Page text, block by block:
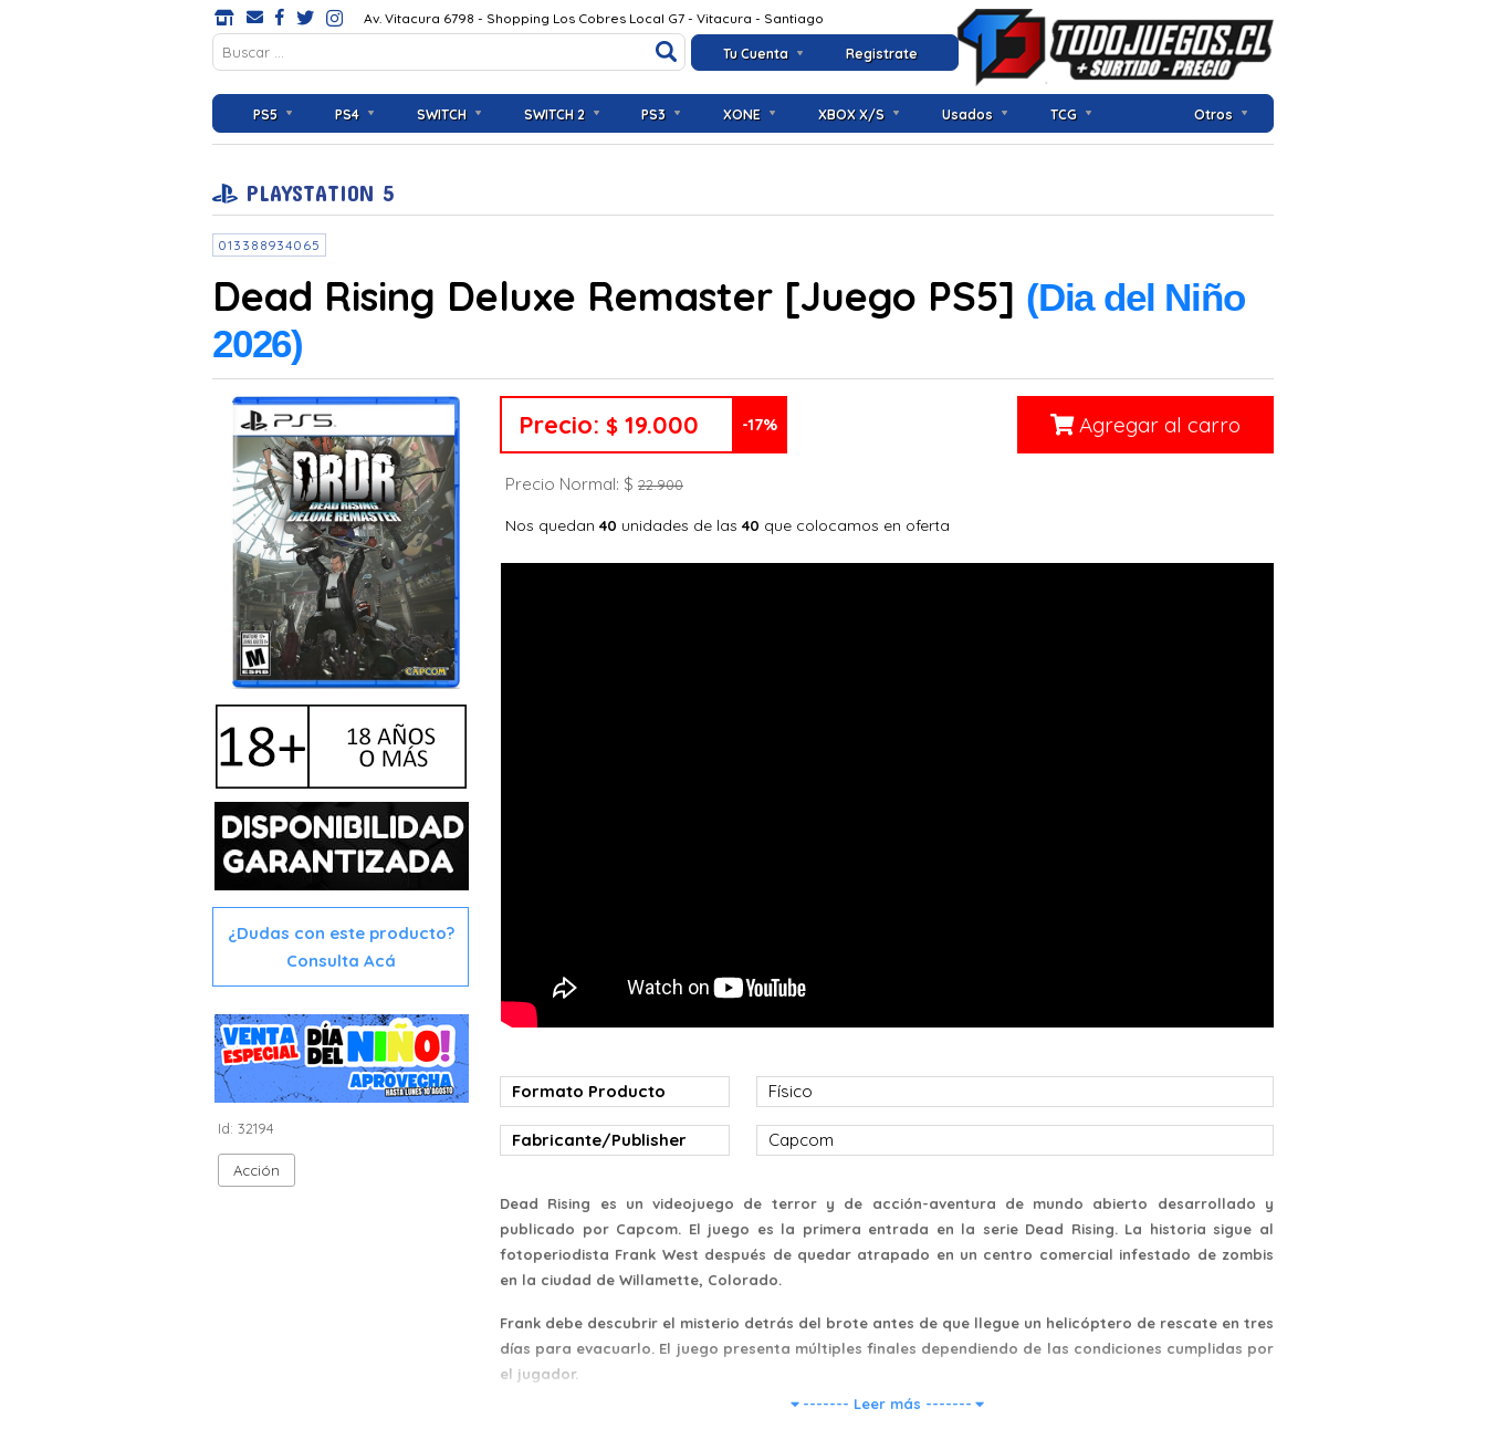
Tu Cuenta Registrate
Av. Vitacura 6798 - Shopping Los Cobres Local G7 - Vitacura - Santiago
PS5 PS4 SWITCH SWITCH 2 PS3 XONE XBOX X/S Usados TCG Otros
PLAYSTATION 5
013388934065
Dead Rising Deluxe Remaster [Juego PS5] (Dia del Niño
2026)
¿Dudas con este producto?
Consulta Acá
Id: 32194
Acción
-17%
Precio: $ 19.000
Precio Normal: $ 22.900
Nos quedan 40 unidades de las 40 que colocamos en oferta
Agregar al carro
Formato Producto Físico
Fabricante/Publisher Capcom
Dead Rising es un videojuego de terror y de acción-aventura de mundo abierto desarrollado y
publicado por Capcom. El juego es la primera entrada en la serie Dead Rising. La historia sigue al
fotoperiodista Frank West después de quedar atrapado en un centro comercial infestado de zombis
en la ciudad de Willamette, Colorado.
Frank debe descubrir el misterio detrás del brote antes de que llegue un helicóptero de rescate en tres
días para evacuarlo. El juego presenta múltiples finales dependiendo de las condiciones cumplidas por
el jugador.
------- Leer más -------